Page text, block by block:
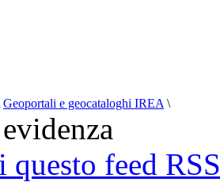
Geoportali e geocataloghi IREA \
questo feed RSS